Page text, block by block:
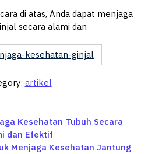
di atas, Anda dapat menjaga
secara alami dan
kesehatan-ginjal
artikel
Kesehatan Tubuh Secara
dan Efektif
Menjaga Kesehatan Jantung